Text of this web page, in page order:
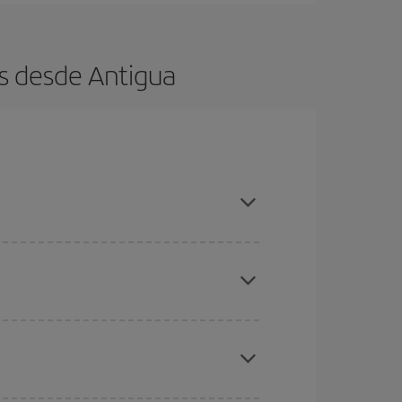
desde Antigua
el vuelo más barato.